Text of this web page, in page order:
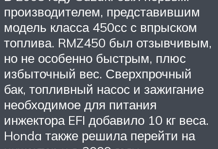
производителем, представившим
модель класса 450сс с впрыском
топлива. RMZ450 был отзывчивым,
но не особенно быстрым, плюс
избыточный вес. Сверхпрочный
бак, топливный насос и зажигание
необходимое для питания
инжектора EFI добавило 10 кг веса.
Honda также решила перейти на